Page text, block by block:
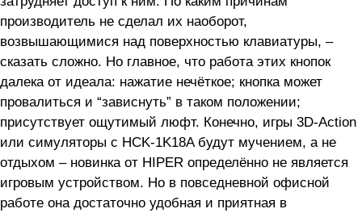
производитель не сделал их наоборот,
возвышающимися над поверхностью клавиатуры, –
сказать сложно. Но главное, что работа этих кнопок
далека от идеала: нажатие нечёткое; кнопка может
провалиться и “зависнуть” в таком положении;
присутствует ощутимый люфт. Конечно, игры 3D-Action
или симуляторы с HCK-1K18A будут мучением, а не
отдыхом – новинка от HIPER определённо не является
игровым устройством. Но в повседневной офисной
работе она достаточно удобная и приятная в